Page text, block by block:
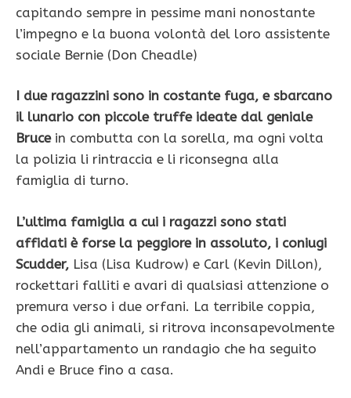
capitando sempre in pessime mani nonostante
l’impegno e la buona volontà del loro assistente
sociale Bernie (Don Cheadle)
I due ragazzini sono in costante fuga, e sbarcano
il lunario con piccole truffe ideate dal geniale
Bruce in combutta con la sorella, ma ogni volta
la polizia li rintraccia e li riconsegna alla
famiglia di turno.
L’ultima famiglia a cui i ragazzi sono stati
affidati è forse la peggiore in assoluto, i coniugi
Scudder, Lisa (Lisa Kudrow) e Carl (Kevin Dillon),
rockettari falliti e avari di qualsiasi attenzione o
premura verso i due orfani. La terribile coppia,
che odia gli animali, si ritrova inconsapevolmente
nell’appartamento un randagio che ha seguito
Andi e Bruce fino a casa.